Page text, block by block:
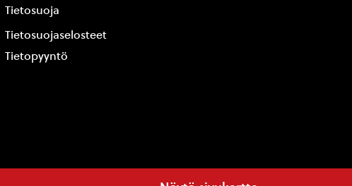
Tietosuoja
Tietosuojaselosteet
Tietopyyntö